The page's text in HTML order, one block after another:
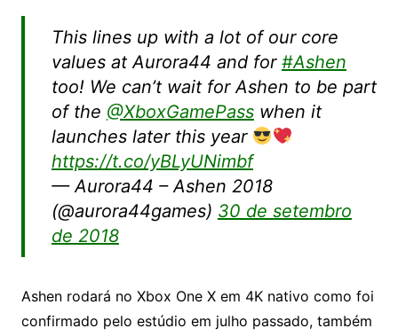
This lines up with a lot of our core
values at Aurora44 and for #Ashen
too! We can’t wait for Ashen to be part
of the @XboxGamePasswhen it
launches later this year
https://t.co/yBLyUNimbf
— Aurora44 – Ashen 2018
(@aurora44games) 30 de setembro
de 2018
Ashen rodará no Xbox One X em 4K nativo como foi
confirmado pelo estúdio em julho passado, também